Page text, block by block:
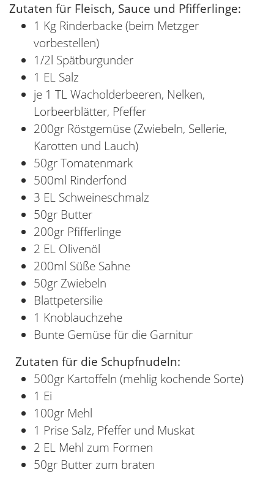
Zutaten für Fleisch, Sauce und Pfifferlinge:
1 Kg Rinderbacke (beim Metzger
vorbestellen)
1/2l Spätburgunder
1 EL Salz
je 1 TL Wacholderbeeren, Nelken,
Lorbeerblätter, Pfeffer
200gr Röstgemüse (Zwiebeln, Sellerie,
Karotten und Lauch)
50gr Tomatenmark
500ml Rinderfond
3 EL Schweineschmalz
50gr Butter
200gr Pfifferlinge
2 EL Olivenöl
200ml Süße Sahne
50gr Zwiebeln
Blattpetersilie
1 Knoblauchzehe
Bunte Gemüse für die Garnitur
Zutaten für die Schupfnudeln:
500gr Kartoffeln (mehlig kochende Sorte)
1 Ei
100gr Mehl
1 Prise Salz, Pfeffer und Muskat
2 EL Mehl zum Formen
50gr Butter zum braten